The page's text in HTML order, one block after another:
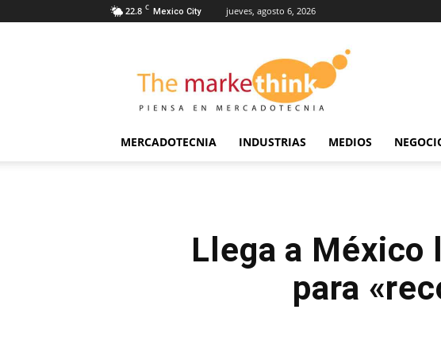
22.8 C Mexico City jueves, agosto 6, 2026
Markethink
MERCADOTECNIA INDUSTRIAS MEDIOS
Llega a México
para